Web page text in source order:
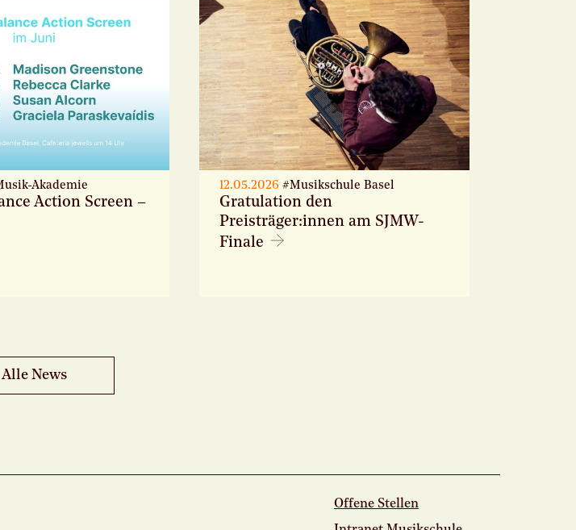
Akademie
Action Screen –
12.05.2026 #Musikschule Basel
Gratulation den
Preisträger:innen am SJMW-
Finale
Alle News
Offene Stellen